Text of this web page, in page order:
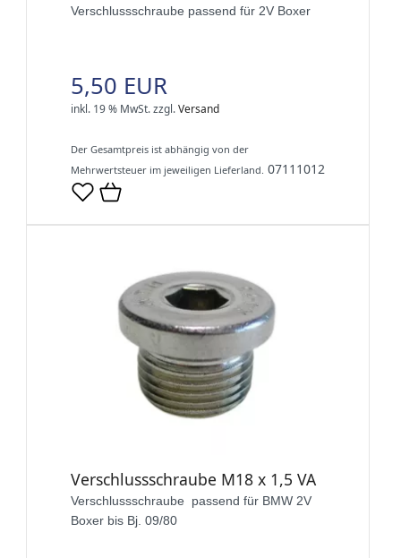
Verschlussschraube passend für 2V Boxer
5,50 EUR
inkl. 19 % MwSt.zzgl.Versand
Der Gesamtpreis ist abhängig von der
Mehrwertsteuer im jeweiligen Lieferland. 07111012
Verschlussschraube M18 x 1,5 VA
Verschlussschraube passend für BMW 2V
Boxer bis Bj. 09/80